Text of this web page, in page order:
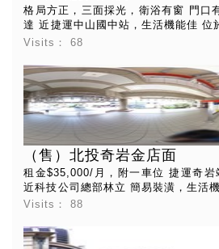
格局方正，三面採光，衛浴有窗 門口
達 近捷運中山國中站，生活機能佳 位
公大樓林立 東方文華酒店，西華飯店
Visits：68
（售）北投奇岩金店面
租金$35,000/月，附一車位 捷運奇
近科技公司總部林立 簡易裝潢，生活
使用分區:住三
Visits：88